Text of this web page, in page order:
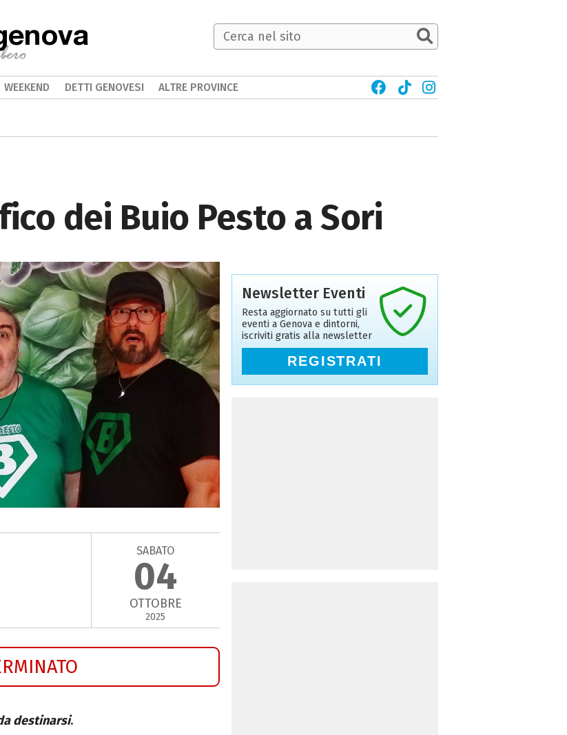
dei Buio Pesto a Sori
SABATO
04
OTTOBRE
2025
destinarsi.
Newsletter Eventi
Resta aggiornato su tutti gli
eventi a Genova e dintorni,
iscriviti gratis alla newsletter
REGISTRATI
WEEKEND DETTI GENOVESI ALTRE PROVINCE